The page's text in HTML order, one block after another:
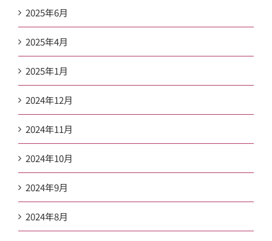
2025年6月
2025年4月
2025年1月
2024年12月
2024年11月
2024年10月
2024年9月
2024年8月